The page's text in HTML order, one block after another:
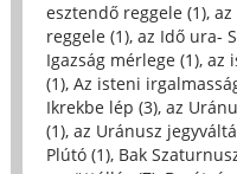
esztendő reggele (1), az
reggele (1), az Idő ura-
Igazság mérlege (1), az
(1), Az isteni
Ikrekbe lép (3), az
(1), az Uránusz
Plútó (1), Bak